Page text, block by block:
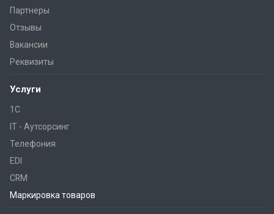
Партнеры
Отзывы
Вакансии
Реквизиты
Услуги
1С
IT - Аутсорсинг
Телефония
EDI
CRM
Маркировка товаров